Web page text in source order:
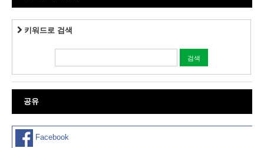
키워드로 검색
공유
Facebook